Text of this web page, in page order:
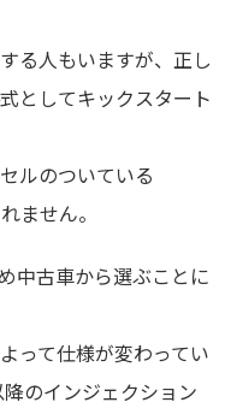
る人もいますが、正し
としてキックスタート
ルのついている
ません。
中古車から選ぶことに
って仕様が変わってい
のインジェクション